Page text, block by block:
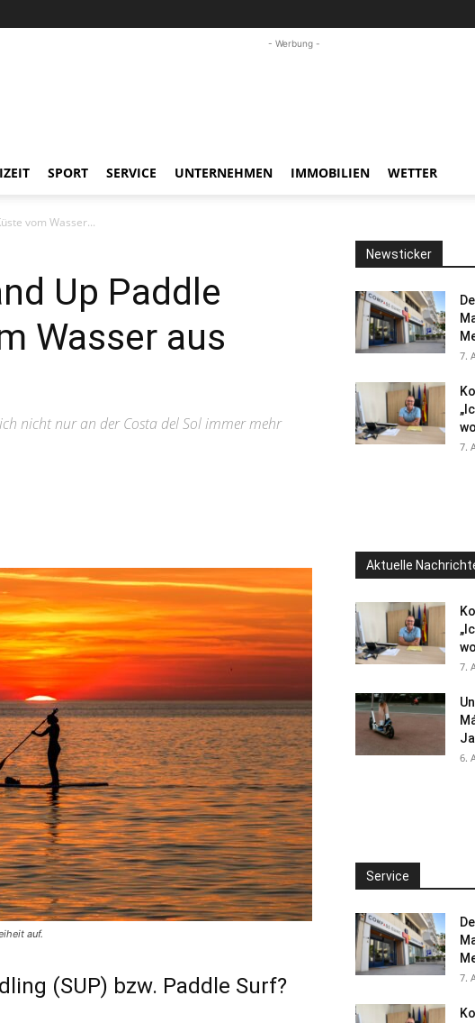
- Werbung -
SPORT SERVICE UNTERNEHMEN IMMOBILIEN WETTER
vom Wasser...
Up Paddle
Wasser aus
nicht nur an der Costa del Sol immer mehr
auf.
(SUP) bzw. Paddle Surf?
Newsticker
7.
7.
Aktuelle
7.
6.
Service
7.